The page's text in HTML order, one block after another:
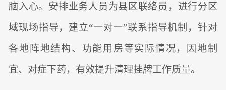
脑入心。安排业务人员为县区联络员，进行分区
域现场指导，建立“一对一”联系指导机制，针对
各地阵地结构、功能用房等实际情况，因地制
宜、对症下药，有效提升清理挂牌工作质量。